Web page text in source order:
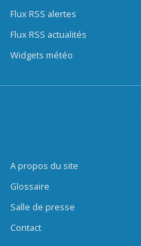
Flux RSS alertes
Flux RSS actualités
Widgets météo
A propos du site
Glossaire
Salle de presse
Contact